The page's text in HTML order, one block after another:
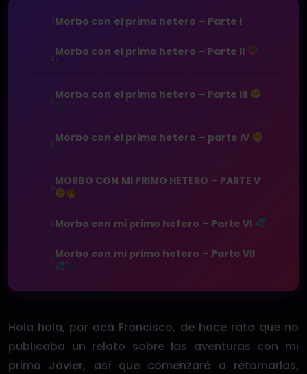
Morbo con el primo hetero – Parte I
Morbo con el primo hetero – Parte II
Morbo con el primo hetero – Parte III
Morbo con el primo hetero – parte IV
MORBO CON MI PRIMO HETERO – PARTE V
Morbo con mi primo hetero – Parte VI
Morbo con mi primo hetero – Parte VII
Hola hola, por acá Francisco, de hace rato que no
publicaba un relato sobre las aventuras con mi
primo Javier, así que comenzaré a retomarlas,